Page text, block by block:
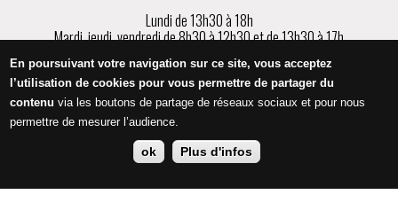
Lundi de 13h30 à 18h
Mardi, jeudi, vendredi de 8h30 à 12h30 et de 13h30 à 17h
Mercredi de 8h30 à 17h
Samedi de 9h à 12h, sur rendez-vous uniquement
Mentions légales Protection des données
Crédits
En poursuivant votre navigation sur ce site, vous acceptez
l’utilisation de cookies pour vous permettre de partager du
contenuvia les boutons de partage de réseaux sociaux et pour nous
permettre de mesurer l’audience.
ok Plus d'infos